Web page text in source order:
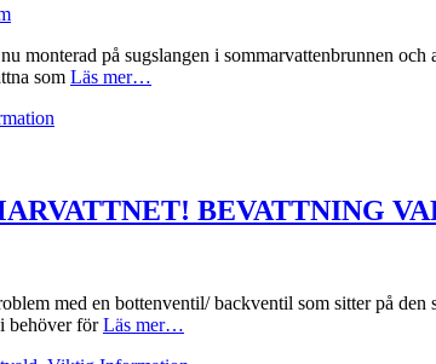
monterad på sugslangen i sommarvattenbrunnen
som Läs mer…
BEVATTNING
med en bottenventil/ backventil som sitter på
behöver förLäs mer…